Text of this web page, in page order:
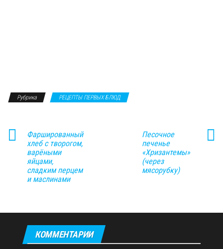
Рубрика РЕЦЕПТЫ ПЕРВЫХ БЛЮД
Фаршированный
хлеб с творогом,
варёными
яйцами,
сладким перцем
и маслинами
Песочное
печенье
«Хризантемы»
(через
мясорубку)
КОММЕНТАРИИ